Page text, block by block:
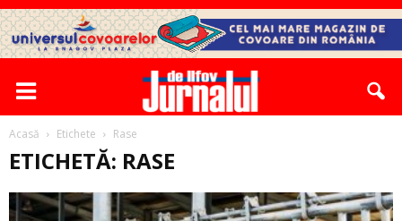
Acasă Etichete Rase
ETICHETĂ: RASE